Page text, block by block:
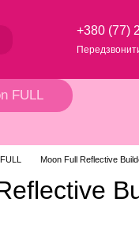
+380 (77)
FULL
Moon Full Reflective